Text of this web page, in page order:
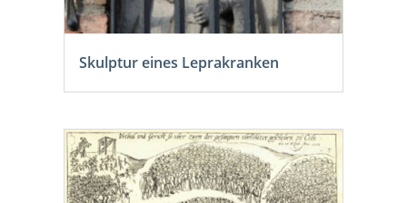
Skulptur eines Leprakranken